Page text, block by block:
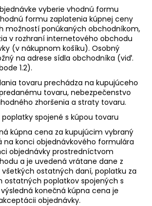
vyberie vhodnú formu
formu zaplatenia kúpnej ceny
možností ponúkaných obchodníkom,
v rozhraní internetového obchodu
(v nákupnom košíku). Osobný
na adrese sídla obchodníka (viď.
1.2).
tovaru prechádza na kupujúceho
tovaru, nebezpečenstvo
zhoršenia a straty tovaru.
spojené s kúpou tovaru
kúpna cena za kupujúcim vybraný
na konci objednávkového formulára
objednávky prostredníctvom
a je uvedená vrátane dane z
ostatných daní, poplatku za
ostatných poplatkov spojených s
konečná kúpna cena je
objednávky.